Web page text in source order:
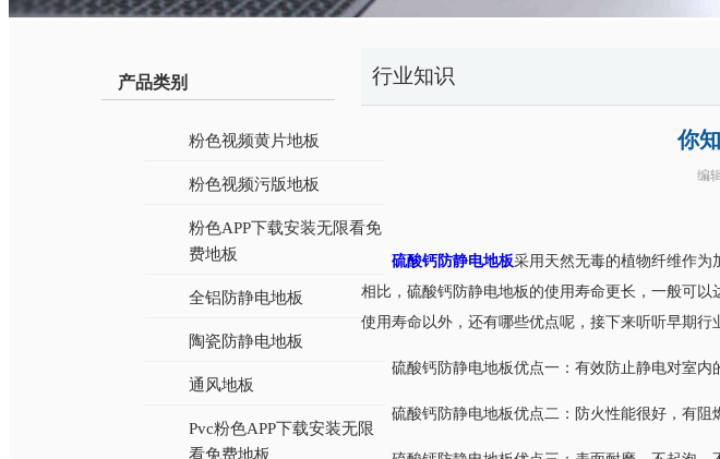
产品类别
粉色视频黄片地板
粉色视频污版地板
粉色APP下载安装无限看免
费地板
全铝防静电地板
陶瓷防静电地板
通风地板
Pvc粉色APP下载安装无限
看免费地板
行业知识
你
编辑
硫酸钙防静电地板采用天然无毒的植物纤维作为
相比，硫酸钙防静电地板的使用寿命更长，一般可以达
使用寿命以外，还有哪些优点呢，接下来听听早期
硫酸钙防静电地板优点一：有效防止静电对室内的
硫酸钙防静电地板优点二：防火性能很好，有阻